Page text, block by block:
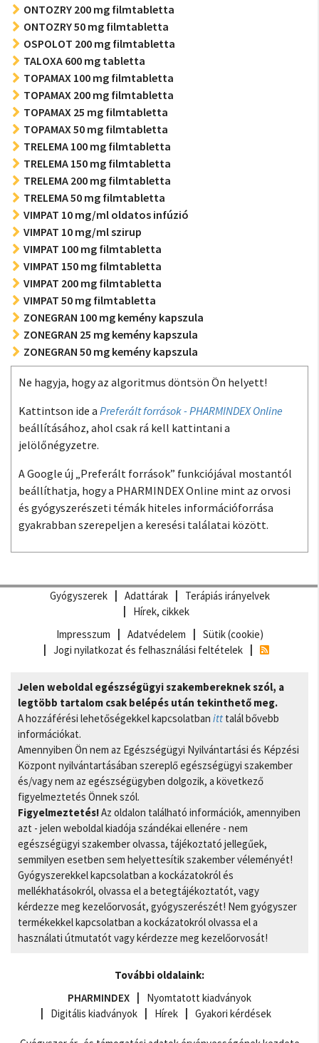
ONTOZRY 200 mg filmtabletta
ONTOZRY 50 mg filmtabletta
OSPOLOT 200 mg filmtabletta
TALOXA 600 mg tabletta
TOPAMAX 100 mg filmtabletta
TOPAMAX 200 mg filmtabletta
TOPAMAX 25 mg filmtabletta
TOPAMAX 50 mg filmtabletta
TRELEMA 100 mg filmtabletta
TRELEMA 150 mg filmtabletta
TRELEMA 200 mg filmtabletta
TRELEMA 50 mg filmtabletta
VIMPAT 10 mg/ml oldatos infúzió
VIMPAT 10 mg/ml szirup
VIMPAT 100 mg filmtabletta
VIMPAT 150 mg filmtabletta
VIMPAT 200 mg filmtabletta
VIMPAT 50 mg filmtabletta
ZONEGRAN 100 mg kemény kapszula
ZONEGRAN 25 mg kemény kapszula
ZONEGRAN 50 mg kemény kapszula
Ne hagyja, hogy az algoritmus döntsön Ön helyett!
Kattintson ide a Preferált források - PHARMINDEX Online
beállításához, ahol csak rá kell kattintani a
jelölőnégyzetre.
A Google új „Preferált források” funkciójával mostantól
beállíthatja, hogy a PHARMINDEX Online mint az orvosi
és gyógyszerészeti témák hiteles információforrása
gyakrabban szerepeljen a keresési találatai között.
Gyógyszerek Adattárak
Terápiás irányelvek
Hírek, cikkek
Impresszum
Adatvédelem
Sütik (cookie)
Jogi nyilatkozat és felhasználási feltételek
Jelen weboldal egészségügyi szakembereknek szól, a
legtöbb tartalom csak belépés után tekinthető meg.
A hozzáférési lehetőségekkel kapcsolatban itt talál bővebb
információkat.
Amennyiben Ön nem az Egészségügyi Nyilvántartási és Képzési
Központ nyilvántartásában szereplő egészségügyi szakember
és/vagy nem az egészségügyben dolgozik, a következő
figyelmeztetés Önnek szól.
Figyelmeztetés!Az oldalon található információk, amennyiben
azt - jelen weboldal kiadója szándékai ellenére - nem
egészségügyi szakember olvassa, tájékoztató jellegűek,
semmilyen esetben sem helyettesítik szakember véleményét!
Gyógyszerekkel kapcsolatban a kockázatokról és
mellékhatásokról, olvassa el a betegtájékoztatót, vagy
kérdezze meg kezelőorvosát, gyógyszerészét! Nem gyógyszer
termékekkel kapcsolatban a kockázatokról olvassa el a
használati útmutatót vagy kérdezze meg kezelőorvosát!
További oldalaink:
PHARMINDEX
Nyomtatott kiadványok
Digitális kiadványok
Hírek Gyakori kérdések